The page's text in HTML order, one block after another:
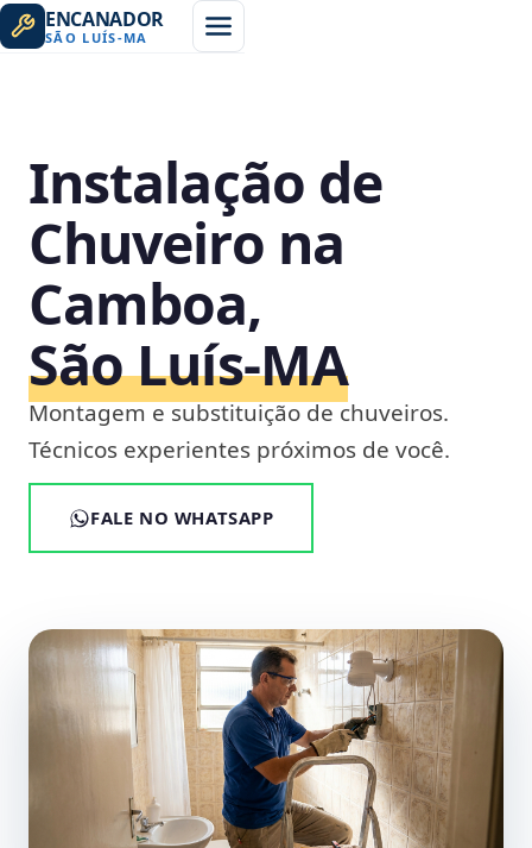
ENCANADOR
SÃO LUÍS-MA
Instalação de
Chuveiro na
Camboa,
São Luís‑MA
Montagem e substituição de chuveiros.
Técnicos experientes próximos de você.
FALE NO WHATSAPP